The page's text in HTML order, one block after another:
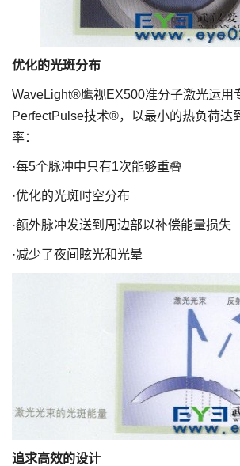
优化的光斑分布
WaveLight®鹰视EX500准分子激光运用
PerfectPulse技术®，以最小的热负荷达
率：
·每5个脉冲中只有1次能够重叠
·优化的光斑时空分布
·额外脉冲发送到周边部以补偿能量损失
·减少了夜间眩光和光晕
追求高效的设计